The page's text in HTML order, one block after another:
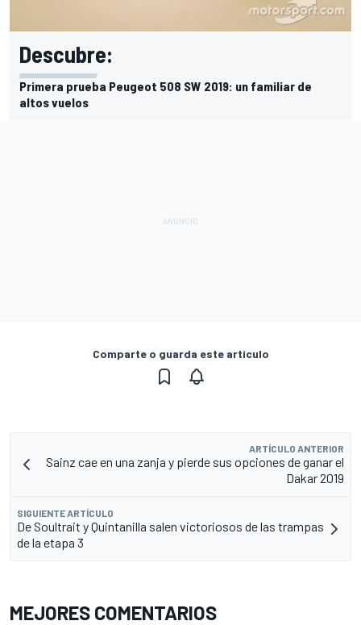
Descubre:
Primera prueba Peugeot 508 SW 2019: un familiar de
altos vuelos
Comparte o guarda este artículo
ARTÍCULO ANTERIOR
Sainz cae en una zanja y pierde sus opciones de ganar el
Dakar 2019
SIGUIENTE ARTÍCULO
De Soultrait y Quintanilla salen victoriosos de las trampas
de la etapa 3
MEJORES COMENTARIOS